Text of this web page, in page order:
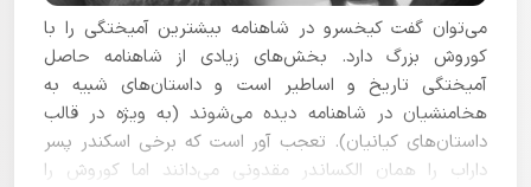
می‌توان گفت کیخسرو در شاهنامه بیشترین آمیختگی را با
کوروش بزرگ دارد. بخش‌های زیادی از شاهنامه حاصل
آمیختگی تاریخ و اساطیر است و داستان‌های شبیه به
هخامنشیان در شاهنامه دیده می‌شوند (به ویژه در قالب
داستان‌های کیانیان). تعجب آور است که برخی اسکندر پسر
داراب را همان الکساندر مقدونی می‌دانند اما کوروش را